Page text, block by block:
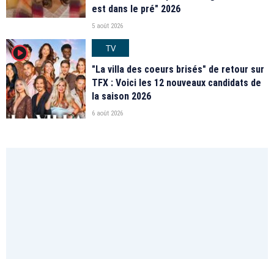
est dans le pré" 2026
5 août 2026
player2
TV
"La villa des coeurs brisés" de retour sur
TFX : Voici les 12 nouveaux candidats de
la saison 2026
6 août 2026